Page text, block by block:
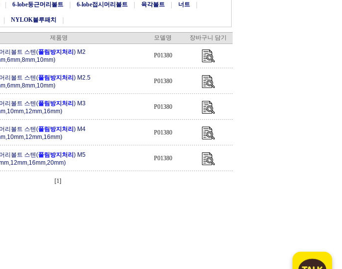
6-lobe둥근머리볼트 6-lobe접시머리볼트 육각볼트 너트
NYLOK블루패치
제품명 모델명 장바구니 담기
리볼트 스텐(풀림방지처리) M2
P01380
리볼트 스텐(풀림방지처리) M2.5
P01380
리볼트 스텐(풀림방지처리) M3
P01380
리볼트 스텐(풀림방지처리) M4
P01380
리볼트 스텐(풀림방지처리) M5
P01380
[1]